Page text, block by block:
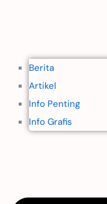
Berita
Artikel
Info Penting
Info Grafis